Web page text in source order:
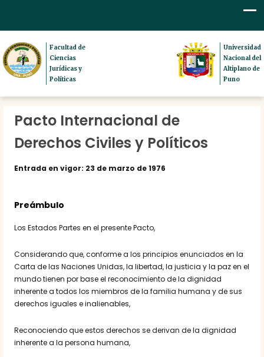
Facultad de
Ciencias
Jurídicas y
Políticas
Universidad
Nacional del
Altiplano de
Puno
Pacto Internacional de
Derechos Civiles y Políticos
Entrada en vigor: 23 de marzo de 1976
Preámbulo
Los Estados Partes en el presente Pacto,
Considerando que, conforme a los principios enunciados en la
Carta de las Naciones Unidas, la libertad, la justicia y la paz en el
mundo tienen por base el reconocimiento de la dignidad
inherente a todos los miembros de la familia humana y de sus
derechos iguales e inalienables,
Reconociendo que estos derechos se derivan de la dignidad
inherente a la persona humana,